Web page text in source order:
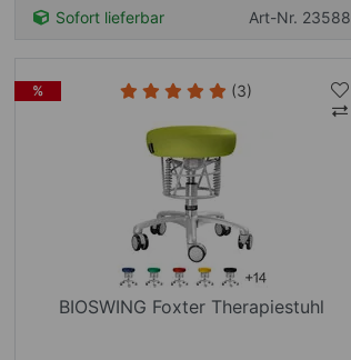
Sofort lieferbar Art-Nr. 23588
% (3)
BIOSWING Foxter Therapiestuhl